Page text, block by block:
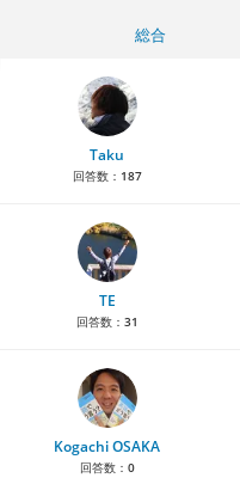
総合
Taku
回答数： 187
TE
回答数： 31
Kogachi OSAKA
回答数： 0